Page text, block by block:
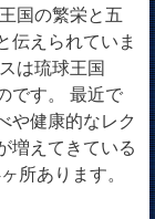
国の繁栄と五
伝えられていま
は琉球王国
です。 最近で
や健康的なレク
増えてきている
所あります。